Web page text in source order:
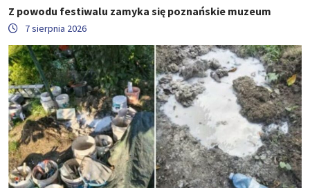
Z powodu festiwalu zamyka się poznańskie muzeum
7 sierpnia 2026